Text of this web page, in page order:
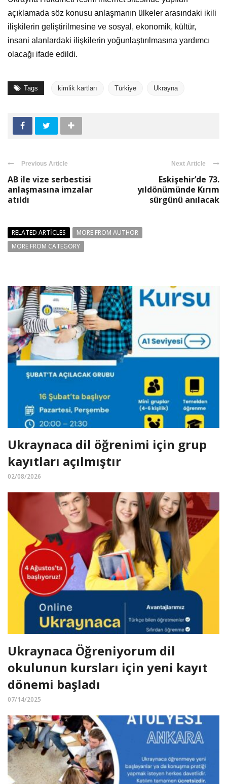
açıklamada söz konusu anlaşmanın ülkeler arasındaki ikili
ilişkilerin geliştirilmesine ve sosyal, ekonomik, kültür,
insani alanlardaki ilişkilerin yoğunlaştırılmasına yardımcı
olacağı ifade edildi.
Tags kimlik kartları Türkiye Ukrayna
Previous Article
AB ile vize serbestisi
anlaşmasına imzalar
atıldı
Next Article
Eskişehir’de 73.
yıldönümünde Kırım
sürgünü anılacak
RELATED ARTICLES
MORE FROM AUTHOR
MORE FROM CATEGORY
Ukraynaca dil öğrenimi için grup
kayıtları açılmıştır
02/08/2026
Ukraynaca Öğreniyorum dil
okulunun kursları için yeni kayıt
dönemi başladı
07/14/2025